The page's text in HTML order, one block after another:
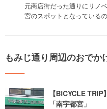
元商店街だった通りにリノ
宮のスポットとなっている
もみじ通り周辺のおでか
【BICYCLE
「南宇都宮」